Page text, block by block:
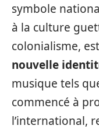
symbole
à la culture
colonialisme,
nouvelle
musique tels
commencé à
l’international,